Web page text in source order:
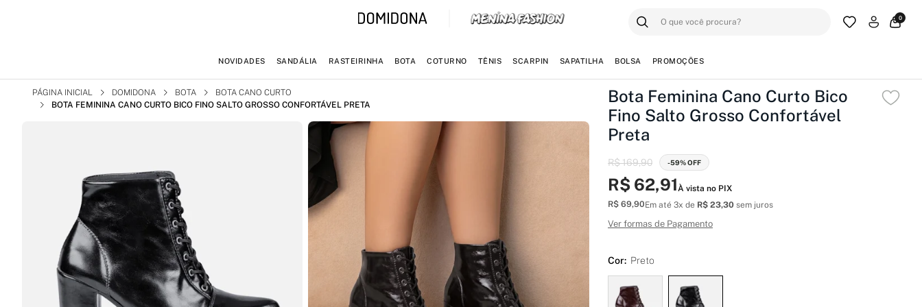
0
NOVIDADES SANDÁLIA RASTEIRINHA BOTA COTURNO TÊNIS SCARPIN SAPATILHA BOLSA PROMOÇÕES
PÁGINA INICIAL DOMIDONA BOTA
BOTA CANO CURTO
BOTA FEMININA CANO CURTO BICO FINO SALTO GROSSO CONFORTÁVEL PRETA
Bota Feminina Cano Curto Bico
Fino Salto Grosso Confortável
Preta
R$ 169,90 -59% OFF
R$ 62,91À vista no PIX
R$ 69,90Em até 3x de R$ 23,30sem juros
Ver formas de Pagamento
Cor: Preto